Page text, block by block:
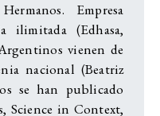
Empresa
ilimitada (Edhasa,
vienen de
nacional (Beatriz
se han publicado
Science in Context,